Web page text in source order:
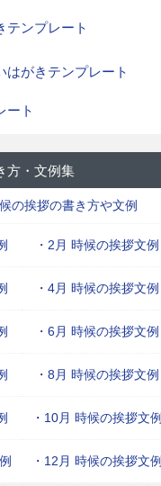
テンプレート
はがきテンプレート
ート
方・文例集
の挨拶の書き方や文例
・2月 時候の挨拶文例
・4月 時候の挨拶文例
・6月 時候の挨拶文例
・8月 時候の挨拶文例
・10月 時候の挨拶文例
・12月 時候の挨拶文例